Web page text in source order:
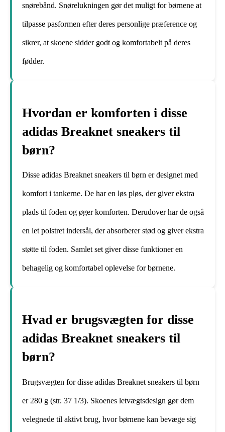
snørebånd. Snørelukningen gør det muligt for børnene at
tilpasse pasformen efter deres personlige præference og
sikrer, at skoene sidder godt og komfortabelt på deres
fødder.
Hvordan er komforten i disse
adidas Breaknet sneakers til
børn?
Disse adidas Breaknet sneakers til børn er designet med
komfort i tankerne. De har en løs pløs, der giver ekstra
plads til foden og øger komforten. Derudover har de også
en let polstret indersål, der absorberer stød og giver ekstra
støtte til foden. Samlet set giver disse funktioner en
behagelig og komfortabel oplevelse for børnene.
Hvad er brugsvægten for disse
adidas Breaknet sneakers til
børn?
Brugsvægten for disse adidas Breaknet sneakers til børn
er 280 g (str. 37 1/3). Skoenes letvægtsdesign gør dem
velegnede til aktivt brug, hvor børnene kan bevæge sig